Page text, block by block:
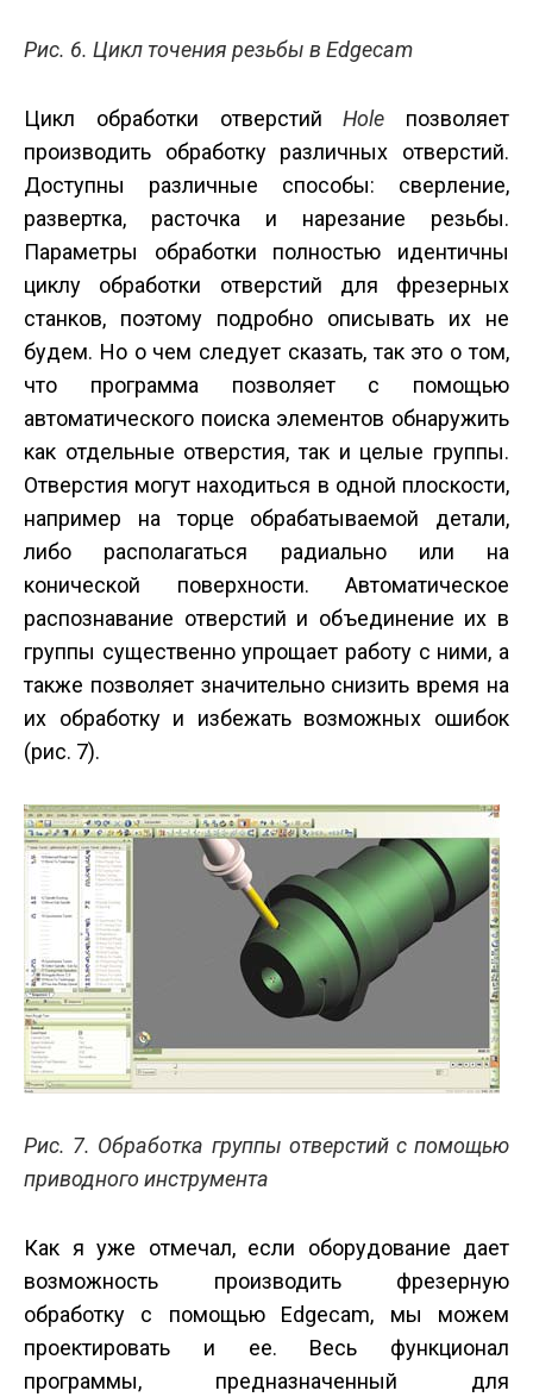
Рис. 6. Цикл точения резьбы в Edgecam
Цикл обработки отверстийHole позволяет
производить обработку различных отверстий.
Доступны различные способы: сверление,
развертка, расточка и нарезание резьбы.
Параметры обработки полностью идентичны
циклу обработки отверстий для фрезерных
станков, поэтому подробно описывать их не
будем. Но о чем следует сказать, так это о том,
что программа позволяет с помощью
автоматического поиска элементов обнаружить
как отдельные отверстия, так и целые группы.
Отверстия могут находиться в одной плоскости,
например на торце обрабатываемой детали,
либо располагаться радиально или на
конической поверхности. Автоматическое
распознавание отверстий и объединение их в
группы существенно упрощает работу с ними, а
также позволяет значительно снизить время на
их обработку и избежать возможных ошибок
(рис. 7).
Рис. 7. Обработка группы отверстий с помощью
приводного инструмента
Как я уже отмечал, если оборудование дает
возможность производить фрезерную
обработку с помощью Edgecam, мы можем
проектировать и ее. Весь функционал
программы, предназначенный для